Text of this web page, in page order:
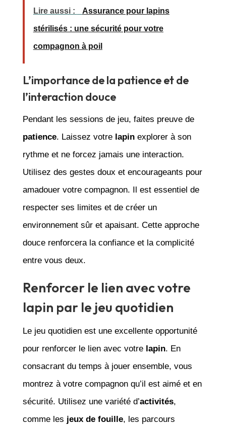
Lire aussi : Assurance pour lapins
stérilisés : une sécurité pour votre
compagnon à poil
L’importance de la patience et de
l’interaction douce
Pendant les sessions de jeu, faites preuve de
patience. Laissez votre lapinexplorer à son
rythme et ne forcez jamais une interaction.
Utilisez des gestes doux et encourageants pour
amadouer votre compagnon. Il est essentiel de
respecter ses limites et de créer un
environnement sûr et apaisant. Cette approche
douce renforcera la confiance et la complicité
entre vous deux.
Renforcer le lien avec votre
lapin par le jeu quotidien
Le jeu quotidien est une excellente opportunité
pour renforcer le lien avec votre lapin. En
consacrant du temps à jouer ensemble, vous
montrez à votre compagnon qu’il est aimé et en
sécurité. Utilisez une variété d’activités,
comme les jeux de fouille, les parcours